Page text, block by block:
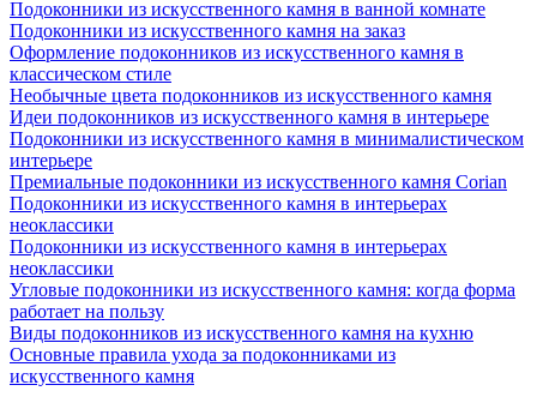
Подоконники из искусственного камня в ванной комнате
Подоконники из искусственного камня на заказ
Оформление подоконников из искусственного камня в
классическом стиле
Необычные цвета подоконников из искусственного камня
Идеи подоконников из искусственного камня в интерьере
Подоконники из искусственного камня в минималистическом
интерьере
Премиальные подоконники из искусственного камня Corian
Подоконники из искусственного камня в интерьерах
неоклассики
Подоконники из искусственного камня в интерьерах
неоклассики
Угловые подоконники из искусственного камня: когда форма
работает на пользу
Виды подоконников из искусственного камня на кухню
Основные правила ухода за подоконниками из
искусственного камня